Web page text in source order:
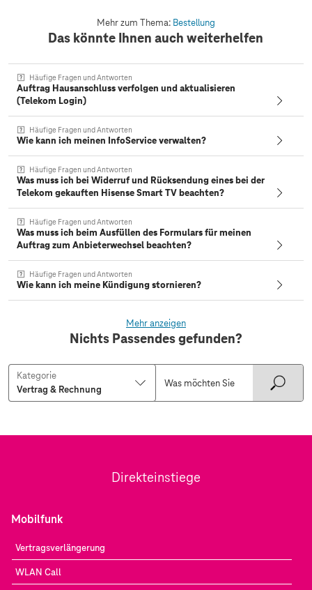
Mehr zum Thema: Bestellung
Das könnte Ihnen auch weiterhelfen
Häufige Fragen und Antworten
Auftrag Hausanschluss verfolgen und aktualisieren
(Telekom Login)
Häufige Fragen und Antworten
Wie kann ich meinen InfoService verwalten?
Häufige Fragen und Antworten
Was muss ich bei Widerruf und Rücksendung eines bei der
Telekom gekauften Hisense Smart TV beachten?
Häufige Fragen und Antworten
Was muss ich beim Ausfüllen des Formulars für meinen
Auftrag zum Anbieterwechsel beachten?
Häufige Fragen und Antworten
Wie kann ich meine Kündigung stornieren?
Mehr anzeigen
Nichts Passendes gefunden?
Kategorie
Direkteinstiege
Mobilfunk
Vertragsverlängerung
WLAN Call